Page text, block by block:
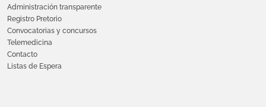
Administración transparente
Registro Pretorio
Convocatorias y concursos
Telemedicina
Contacto
Listas de Espera